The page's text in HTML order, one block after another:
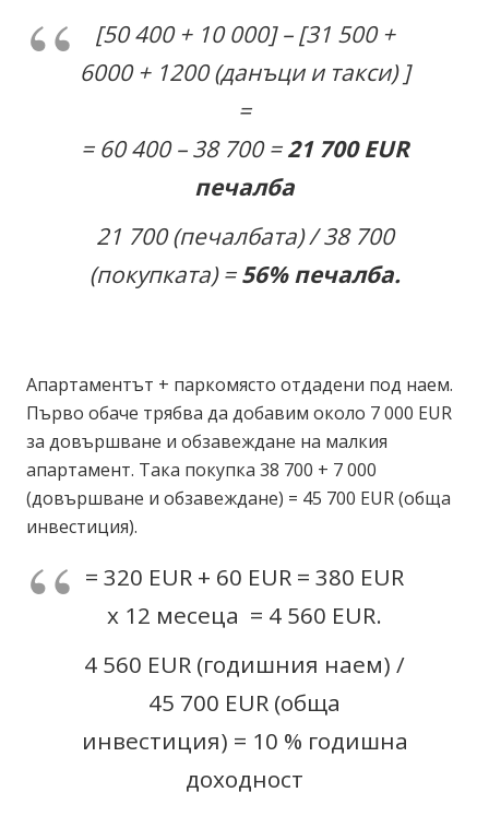
[50 400 + 10 000] – [31 500 +
6000 + 1200 (данъци и такси) ]
=
= 60 400 – 38 700 =21 700EUR
печалба
21 700 (печалбата) / 38 700
(покупката) =56% печалба.
Апартаментът + паркомясто отдадени под наем.
Първо обаче трябва да добавим около 7 000 EUR
за довършване и обзавеждане на малкия
апартамент. Така покупка 38 700 + 7 000
(довършване и обзавеждане) = 45 700 EUR (обща
инвестиция).
= 320 EUR + 60 EUR = 380 EUR
x 12 месеца = 4 560 EUR.
4 560 EUR (годишния наем) /
45 700 EUR (обща
инвестиция) = 10 % годишна
доходност